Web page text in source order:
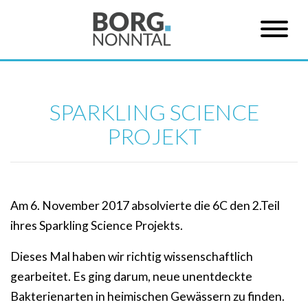
SPARKLING SCIENCE
PROJEKT
Am 6. November 2017 absolvierte die 6C den 2.Teil
ihres Sparkling Science Projekts.
Dieses Mal haben wir richtig wissenschaftlich
gearbeitet. Es ging darum, neue unentdeckte
Bakterienarten in heimischen Gewässern zu finden.